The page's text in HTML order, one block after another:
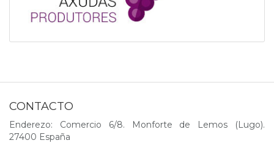
CONTACTO
Enderezo: Comercio 6/8. Monforte de Lemos (Lugo).
27400 España